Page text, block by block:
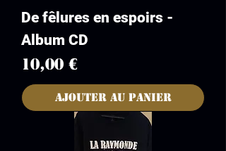
De fêlures en espoirs -
Album CD
Prix
10,00 €
Ajouter au panier